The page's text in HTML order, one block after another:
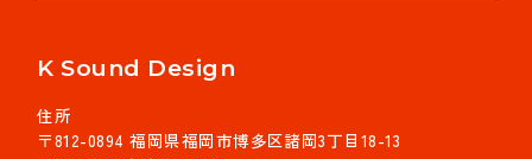
K Sound Design
住所
〒812-0894 福岡県福岡市博多区諸岡3丁目18-13